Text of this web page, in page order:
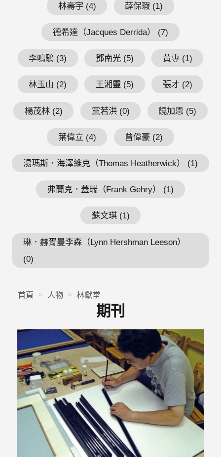
林壽宇 (4) 薛保瑕 (1)
德希達（Jacques Derrida） (7)
李鳴鵰 (3) 鄧南光 (5) 黃專 (1)
林玉山 (2) 王湘靈 (5) 張才 (2)
楊茂林 (2) 黨若洪 (0) 饒加恩 (5)
葉偉立 (4) 曾偉豪 (2)
湯瑪斯．海澤維克（Thomas Heatherwick） (1)
弗蘭克．蓋瑞（Frank Gehry） (1)
蘇文琪 (1)
琳．赫胥曼李森（Lynn Hershman Leeson）
(0)
首頁 人物 林獻堂
期刊